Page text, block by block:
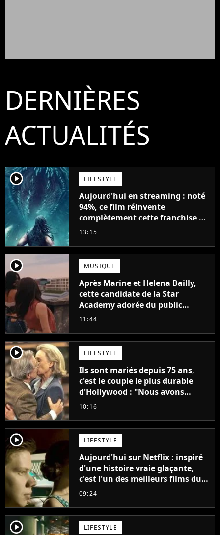
DERNIÈRES
ACTUALITÉS
player2 LIFESTYLE
Aujourd'hui en streaming : noté
94%, ce film réinvente
complètement cette franchise de
science-fiction vieille de 40 ans
13:15
player2 MUSIQUE
Après Marine et Helena Bailly,
cette candidate de la Star
Academy adorée du public
annonce son premier album,
11:44
player2 LIFESTYLE
Ils sont mariés depuis 75 ans,
c'est le couple le plus durable
d'Hollywood : "Nous avons
avancé jour après jour, et les
décennies"
10:16
player2 LIFESTYLE
Aujourd'hui sur Netflix : inspiré
d'une histoire vraie glaçante,
c'est l'un des meilleurs films du
21ème siècle
09:24
player2 LIFESTYLE